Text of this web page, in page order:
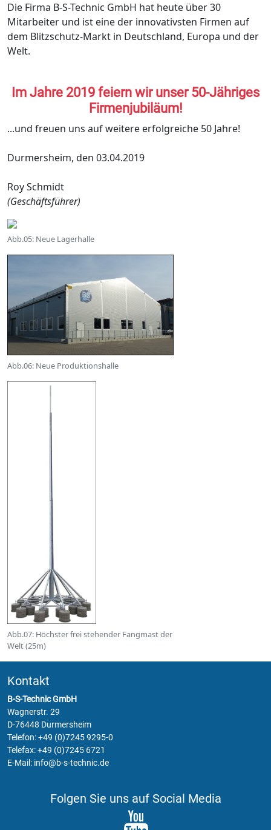
Die Firma B-S-Technic GmbH hat heute über 30
Mitarbeiter und ist eine der innovativsten Firmen auf
dem Blitzschutz-Markt in Deutschland, Europa und der
Welt.
Im Jahre 2019 feiern wir unser 50-Jähriges
Firmenjubiläum!
...und freuen uns auf weitere erfolgreiche 50 Jahre!
Durmersheim, den 03.04.2019
Roy Schmidt
(Geschäftsführer)
Abb.05: Neue Lagerhalle
Abb.06: Neue Produktionshalle
Abb.07: Höchster frei stehender Fangmast der
Welt (25m)
Kontakt
B-S-Technic GmbH
Wagnerstr. 29
D-76448 Durmersheim
Telefon:+49 (0)7245 9295-0
Telefax: +49 (0)7245 6721
E-Mail: info@b-s-technic.de
Folgen Sie uns auf Social Media